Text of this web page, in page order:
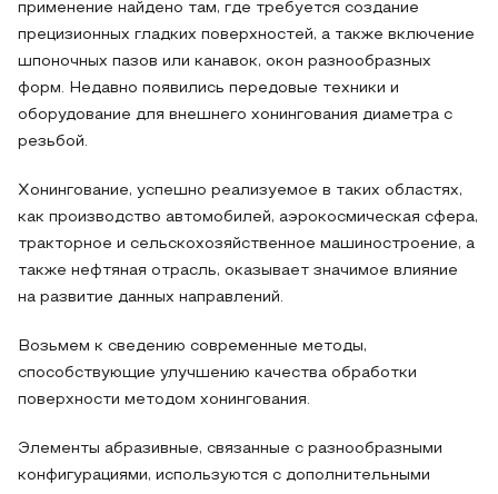
применение найдено там, где требуется создание
прецизионных гладких поверхностей, а также включение
шпоночных пазов или канавок, окон разнообразных
форм. Недавно появились передовые техники и
оборудование для внешнего хонингования диаметра с
резьбой.
Хонингование, успешно реализуемое в таких областях,
как производство автомобилей, аэрокосмическая сфера,
тракторное и сельскохозяйственное машиностроение, а
также нефтяная отрасль, оказывает значимое влияние
на развитие данных направлений.
Возьмем к сведению современные методы,
способствующие улучшению качества обработки
поверхности методом хонингования.
Элементы абразивные, связанные с разнообразными
конфигурациями, используются с дополнительными